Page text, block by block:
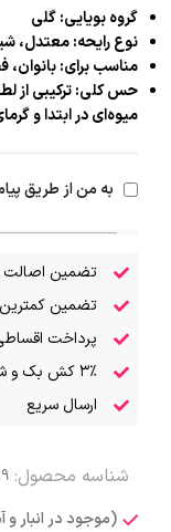
گروه بویایی: گلی
نوع رایحه: معتدل،
مناسب برای:
حس کلی: ترکیبی از
میوه‌ای در ابتدا و
به من از طریق
تضمین اصالت
تضمین
پرداخت
۳٪ کش بک و شارژ کیف پول
ارسال سریع
شناسه محصول:
(موجود در انبار و